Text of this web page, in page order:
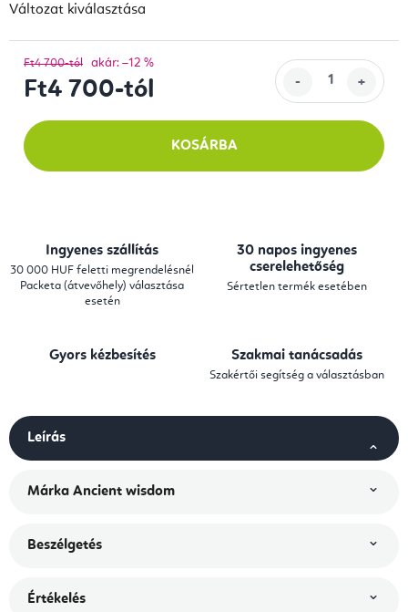
Változat kiválasztása
Ft4 700-tól akár: –12 %
Ft4 700-tól
KOSÁRBA
Ingyenes szállítás
30 000 HUF feletti megrendelésnél
Packeta (átvevőhely) választása
esetén
30 napos ingyenes
cserelehetőség
Sértetlen termék esetében
Gyors kézbesítés Szakmai tanácsadás
Szakértői segítség a választásban
Leírás
Márka Ancient wisdom
Beszélgetés
Értékelés